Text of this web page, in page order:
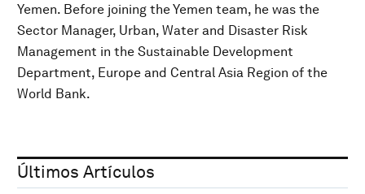
Yemen. Before joining the Yemen team, he was the
Sector Manager, Urban, Water and Disaster Risk
Management in the Sustainable Development
Department, Europe and Central Asia Region of the
World Bank.
Últimos Artículos